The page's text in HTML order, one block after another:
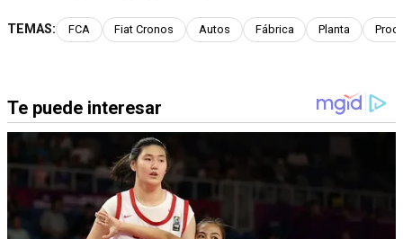
TEMAS: FCA Fiat Cronos Autos Fábrica Planta